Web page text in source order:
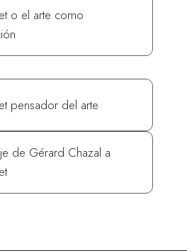
o el arte como
pensador del arte
de Gérard Chazal a